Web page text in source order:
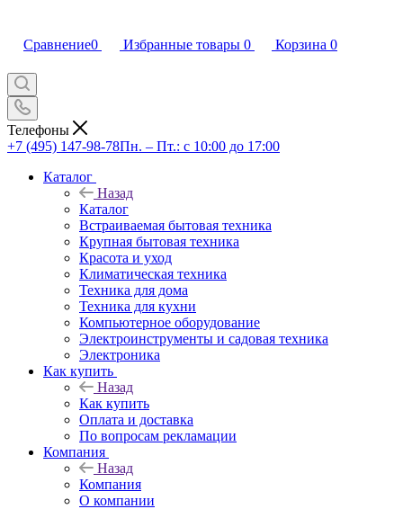
Сравнение0 Избранные товары 0 Корзина 0
Телефоны
+7 (495) 147-98-78Пн. – Пт.: с 10:00 до 17:00
Каталог
Назад
Каталог
Встраиваемая бытовая техника
Крупная бытовая техника
Красота и уход
Климатическая техника
Техника для дома
Техника для кухни
Компьютерное оборудование
Электроинструменты и садовая техника
Электроника
Как купить
Назад
Как купить
Оплата и доставка
По вопросам рекламации
Компания
Назад
Компания
О компании